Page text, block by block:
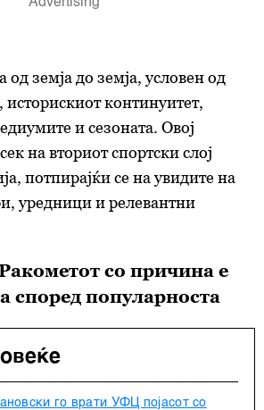
од земја до земја, условен од
континуитет,
и сезоната. Овој
на вториот спортски слој
потпирајќи се на увидите на
уредници и релевантни
со причина е
според популарноста
го врати УФЦ појасот со